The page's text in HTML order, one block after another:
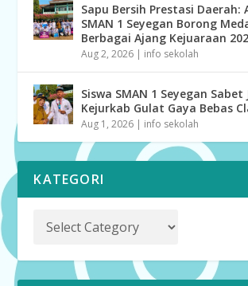
Sapu Bersih Prestasi Daerah:
SMAN 1 Seyegan Borong
Berbagai Ajang Kejuaraan
Aug 2, 2026 | info sekolah
Siswa SMAN 1 Seyegan Sabet
Kejurkab Gulat Gaya Bebas
Aug 1, 2026 | info sekolah
KATEGORI